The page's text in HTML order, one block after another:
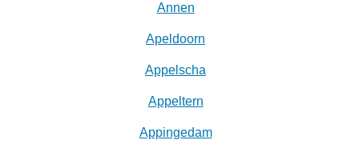
Annen
Apeldoorn
Appelscha
Appeltern
Appingedam